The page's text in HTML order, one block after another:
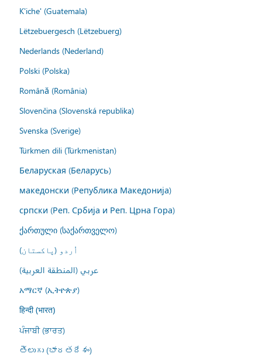
K'iche' (Guatemala)
Lëtzebuergesch (Lëtzebuerg)
Nederlands (Nederland)
Polski (Polska)
Română (România)
Slovenčina (Slovenská republika)
Svenska (Sverige)
Türkmen dili (Türkmenistan)
Беларуская (Беларусь)
македонски (Република Македонија)
српски (Реп. Србија и Реп. Црна Гора)
ქართული (საქართველო)
اُردو (پاکستان)
عربي (المنطقة العربية)
አማርኛ (ኢትዮጵያ)
हिन्दी (भारत)
ਪੰਜਾਬੀ (ਭਾਰਤ)
తెలుగు (భారతదేశం)